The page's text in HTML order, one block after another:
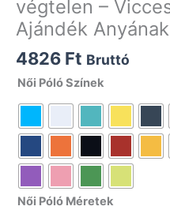
végtelen –
Ajándék Anyának
4826 Ft Bruttó
Női Póló Színek
Női Póló Méretek